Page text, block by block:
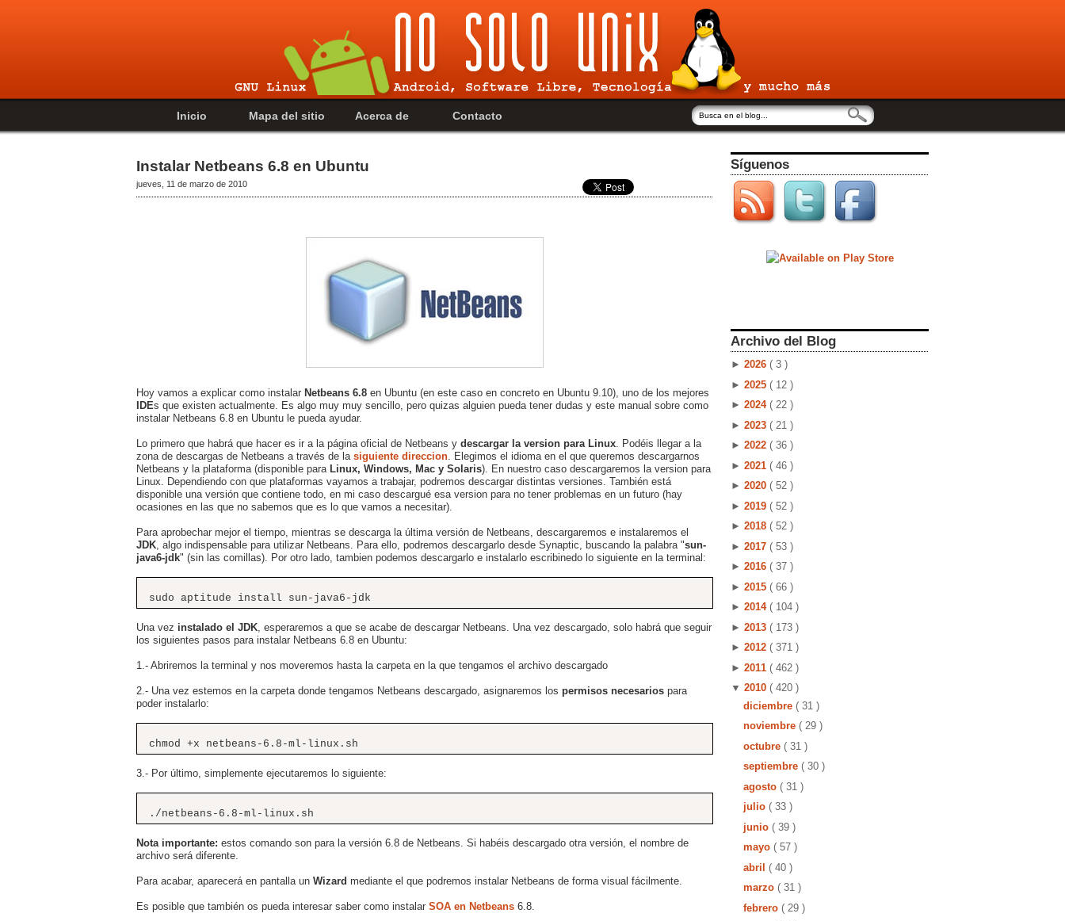
Inicio Mapa del sitio Acerca de Contacto
Instalar Netbeans 6.8 en Ubuntu
jueves, 11 de marzo de 2010
Hoy vamos a explicar como instalar Netbeans 6.8 en Ubuntu (en este caso en concreto en Ubuntu 9.10), uno de los mejores
IDEs que existen actualmente. Es algo muy muy sencillo, pero quizas alguien pueda tener dudas y este manual sobre como
instalar Netbeans 6.8 en Ubuntu le pueda ayudar.
Lo primero que habrá que hacer es ir a la página oficial de Netbeans y descargar la version para Linux . Podéis llegar a la
zona de descargas de Netbeans a través de la siguiente direccion . Elegimos el idioma en el que queremos descargarnos
Netbeans y la plataforma (disponible para Linux, Windows, Mac y Solaris). En nuestro caso descargaremos la version para
Linux. Dependiendo con que plataformas vayamos a trabajar, podremos descargar distintas versiones. También está
disponible una versión que contiene todo, en mi caso descargué esa version para no tener problemas en un futuro (hay
ocasiones en las que no sabemos que es lo que vamos a necesitar).
Para aprobechar mejor el tiempo, mientras se descarga la última versión de Netbeans, descargaremos e instalaremos el
JDK , algo indispensable para utilizar Netbeans. Para ello, podremos descargarlo desde Synaptic, buscando la palabra "sun-
java6-jdk" (sin las comillas). Por otro lado, tambien podemos descargarlo e instalarlo escribinedo lo siguiente en la terminal:
sudo aptitude install sun-java6-jdk
Una vez instalado el JDK , esperaremos a que se acabe de descargar Netbeans. Una vez descargado, solo habrá que seguir
los siguientes pasos para instalar Netbeans 6.8 en Ubuntu:
1.- Abriremos la terminal y nos moveremos hasta la carpeta en la que tengamos el archivo descargado
2.- Una vez estemos en la carpeta donde tengamos Netbeans descargado, asignaremos los permisos necesarios para
poder instalarlo:
chmod +x netbeans-6.8-ml-linux.sh
3.- Por último, simplemente ejecutaremos lo siguiente:
./netbeans-6.8-ml-linux.sh
Nota importante: estos comando son para la versión 6.8 de Netbeans. Si habéis descargado otra versión, el nombre de
archivo será diferente.
Para acabar, aparecerá en pantalla un Wizard mediante el que podremos instalar Netbeans de forma visual fácilmente.
Es posible que también os pueda interesar saber como instalar SOA en Netbeans 6.8.
Síguenos
Archivo del Blog
► 2026 ( 3 )
► 2025 ( 12 )
► 2024 ( 22 )
► 2023 ( 21 )
► 2022 ( 36 )
► 2021 ( 46 )
► 2020 ( 52 )
► 2019 ( 52 )
► 2018 ( 52 )
► 2017 ( 53 )
► 2016 ( 37 )
► 2015 ( 66 )
► 2014 ( 104 )
► 2013 ( 173 )
► 2012 ( 371 )
► 2011 ( 462 )
▼ 2010 ( 420 )
diciembre ( 31 )
noviembre ( 29 )
octubre ( 31 )
septiembre ( 30 )
agosto ( 31 )
julio ( 33 )
junio ( 39 )
mayo ( 57 )
abril ( 40 )
marzo ( 31 )
febrero ( 29 )